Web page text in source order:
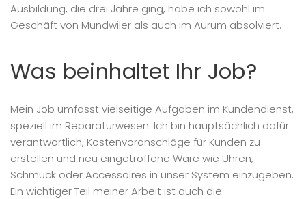
Ausbildung, die drei Jahre ging, habe ich sowohl im
Geschäft von Mundwiler als auch im Aurum absolviert.
Was beinhaltet Ihr Job?
Mein Job umfasst vielseitige Aufgaben im Kundendienst,
speziell im Reparaturwesen. Ich bin hauptsächlich dafür
verantwortlich, Kostenvoranschläge für Kunden zu
erstellen und neu eingetroffene Ware wie Uhren,
Schmuck oder Accessoires in unser System einzugeben.
Ein wichtiger Teil meiner Arbeit ist auch die